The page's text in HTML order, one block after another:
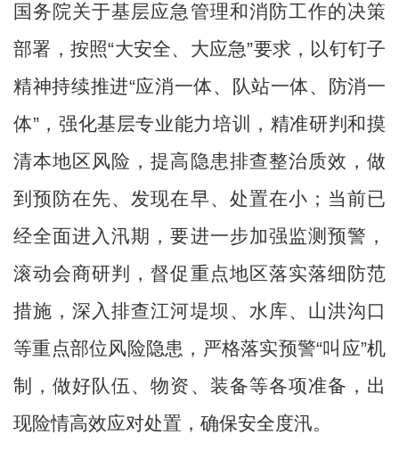
国务院关于基层应急管理和消防工作的决策
部署，按照“大安全、大应急”要求，以钉钉子
精神持续推进“应消一体、队站一体、防消一
体”，强化基层专业能力培训，精准研判和摸
清本地区风险，提高隐患排查整治质效，做
到预防在先、发现在早、处置在小；当前已
经全面进入汛期，要进一步加强监测预警，
滚动会商研判，督促重点地区落实落细防范
措施，深入排查江河堤坝、水库、山洪沟口
等重点部位风险隐患，严格落实预警“叫应”机
制，做好队伍、物资、装备等各项准备，出
现险情高效应对处置，确保安全度汛。